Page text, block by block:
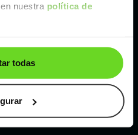
nuestra política de
todasmano y ocasión
y ocasión por